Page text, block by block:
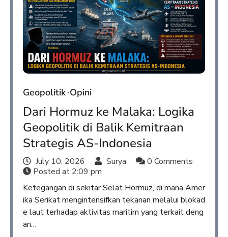
Geopolitik Opini
Dari Hormuz ke Malaka: Logika
Geopolitik di Balik Kemitraan
Strategis AS-Indonesia
July 10, 2026 Surya
0 Comments
Posted at 2:09 pm
Ketegangan di sekitar Selat Hormuz, di mana Amer
ika Serikat mengintensifkan tekanan melalui blokad
e laut terhadap aktivitas maritim yang terkait deng
an…